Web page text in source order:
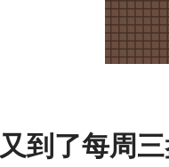
又到了每周